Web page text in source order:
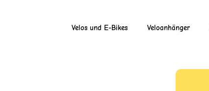
Velos und E-Bikes Veloanhänger